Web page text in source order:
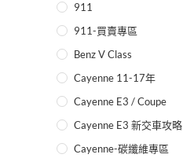
911
911-買賣專區
Benz V Class
Cayenne 11-17年
Cayenne E3 / Coupe
Cayenne E3 新交車攻略
Cayenne-碳纖維專區